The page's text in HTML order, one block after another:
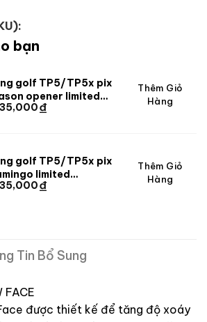
bạn
golf TP5/TP5x pix
opener limited
2026 [
₫
Thêm Giỏ
Hàng
golf TP5/TP5x pix
limited
2026 [
₫
Thêm Giỏ
Hàng
Tin Bổ Sung
FACE
được thiết kế để tăng độ xoáy